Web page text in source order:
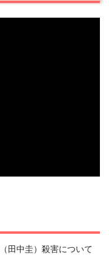
田中圭）殺害について